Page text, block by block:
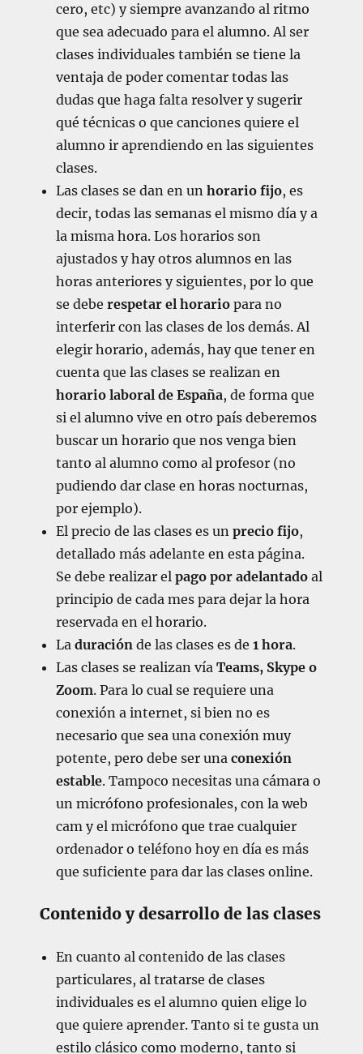
cero, etc) y siempre avanzando al ritmo
que sea adecuado para el alumno. Al ser
clases individuales también se tiene la
ventaja de poder comentar todas las
dudas que haga falta resolver y sugerir
qué técnicas o que canciones quiere el
alumno ir aprendiendo en las siguientes
clases.
Las clases se dan en unhorario fijo, es
decir, todas las semanas el mismo día y a
la misma hora. Los horarios son
ajustados y hay otros alumnos en las
horas anteriores y siguientes, por lo que
se deberespetar el horario para no
interferir con las clases de los demás. Al
elegir horario, además, hay que tener en
cuenta que las clases se realizan en
horario laboral de España, de forma que
si el alumno vive en otro país deberemos
buscar un horario que nos venga bien
tanto al alumno como al profesor (no
pudiendo dar clase en horas nocturnas,
por ejemplo).
El precio de las clases es unprecio fijo,
detallado más adelante en esta página.
Se debe realizar elpago por adelantado al
principio de cada mes para dejar la hora
reservada en el horario.
Laduración de las clases es de1 hora.
Las clases se realizan víaTeams, Skype o
Zoom. Para lo cual se requiere una
conexión a internet, si bien no es
necesario que sea una conexión muy
potente, pero debe ser unaconexión
estable. Tampoco necesitas una cámara o
un micrófono profesionales, con la web
cam y el micrófono que trae cualquier
ordenador o teléfono hoy en día es más
que suficiente para dar las clases online.
Contenido y desarrollo de las clases
En cuanto al contenido de las clases
particulares, al tratarse de clases
individuales es el alumno quien elige lo
que quiere aprender. Tanto si te gusta un
estilo clásico como moderno, tanto si